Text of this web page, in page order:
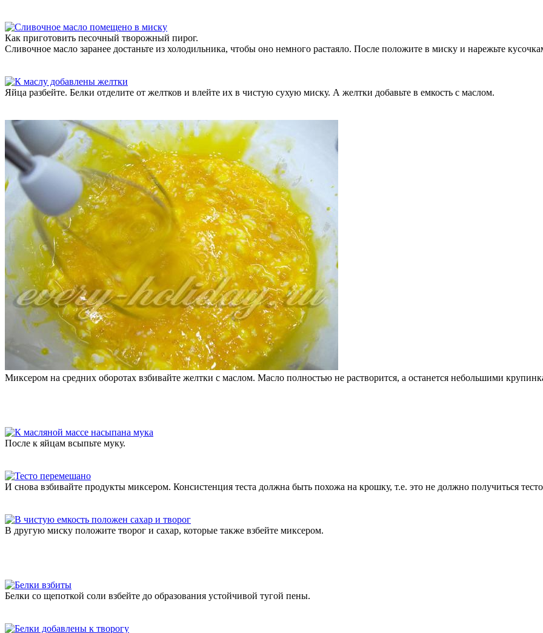
Как приготовить песочный творожный пирог.
Сливочное масло заранее достаньте из холодильника, чтобы оно немного растаяло. После положите в миску и нарежьте
Яйца разбейте. Белки отделите от желтков и влейте их в чистую сухую миску. А желтки добавьте в емкость с маслом.
Миксером на средних оборотах взбивайте желтки с маслом. Масло полностью не растворится, а останется небольшими
После к яйцам всыпьте муку.
И снова взбивайте продукты миксером. Консистенция теста должна быть похожа на крошку, т.е. это не должно получиться
В другую миску положите творог и сахар, которые также взбейте миксером.
Белки со щепоткой соли взбейте до образования устойчивой тугой пены.